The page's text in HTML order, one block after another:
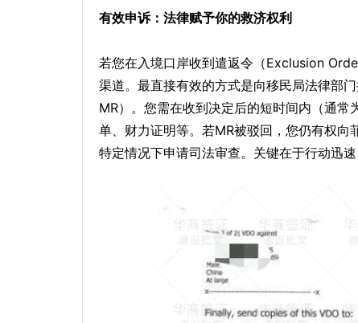
有效申诉：法律赋予你的救济权利
若您在入境口岸收到遣返令（Exclusion
渠道。最直接有效的方式是向移民局法律部
MR）。您需在收到决定后的短时间内（通
单、财力证明等。若MR被驳回，您仍有权
特定情况下申请司法审查。关键在于行动迅速